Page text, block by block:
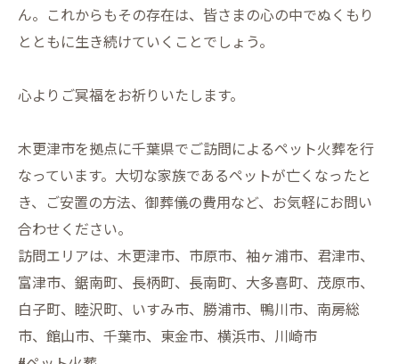
ん。これからもその存在は、皆さまの心の中でぬくもり
とともに生き続けていくことでしょう。
心よりご冥福をお祈りいたします。
木更津市を拠点に千葉県でご訪問によるペット火葬を行
なっています。大切な家族であるペットが亡くなったと
き、ご安置の方法、御葬儀の費用など、お気軽にお問い
合わせください。
訪問エリアは、木更津市、市原市、袖ヶ浦市、君津市、
富津市、鋸南町、長柄町、長南町、大多喜町、茂原市、
白子町、睦沢町、いすみ市、勝浦市、鴨川市、南房総
市、館山市、千葉市、東金市、横浜市、川崎市